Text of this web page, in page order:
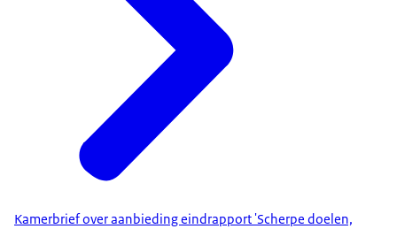
Kamerbrief over aanbieding eindrapport 'Scherpe doelen,